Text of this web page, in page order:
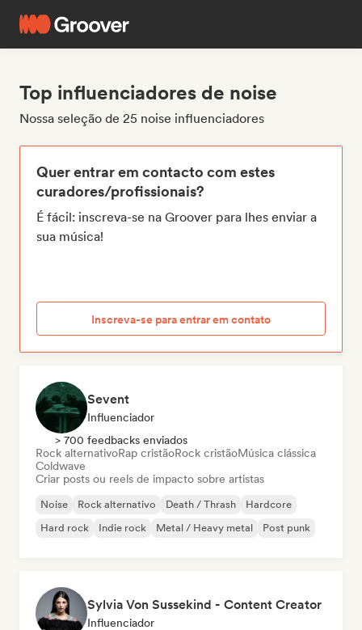
Top influenciadores de noise
Nossa seleção de 25 noise influenciadores
Quer entrar em contacto com estes
curadores/profissionais?
É fácil: inscreva-se na Groover para lhes enviar a
sua música!
Inscreva-se para entrar em contato
Sevent
Influenciador
> 700 feedbacks enviados
Rock alternativoRap cristãoRock cristãoMúsica clássica
Coldwave
Criar posts ou reels de impacto sobre artistas
Noise Rock alternativo Death / Thrash
Hardcore
Hard rock
Indie rock Metal / Heavy metal Post punk
Sylvia Von Sussekind - Content Creator
Influenciador